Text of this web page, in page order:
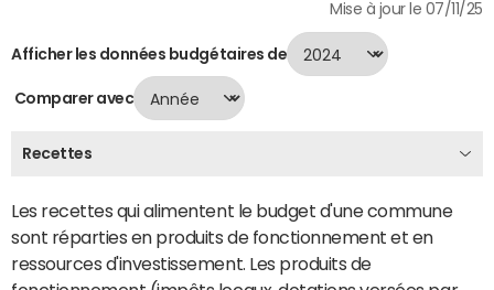
Mise à jour le 07/11/25
Afficher les données budgétaires de
Comparer avec
Recettes
Les recettes qui alimentent le budget d'une commune
sont réparties en produits de fonctionnement et en
ressources d'investissement. Les produits de